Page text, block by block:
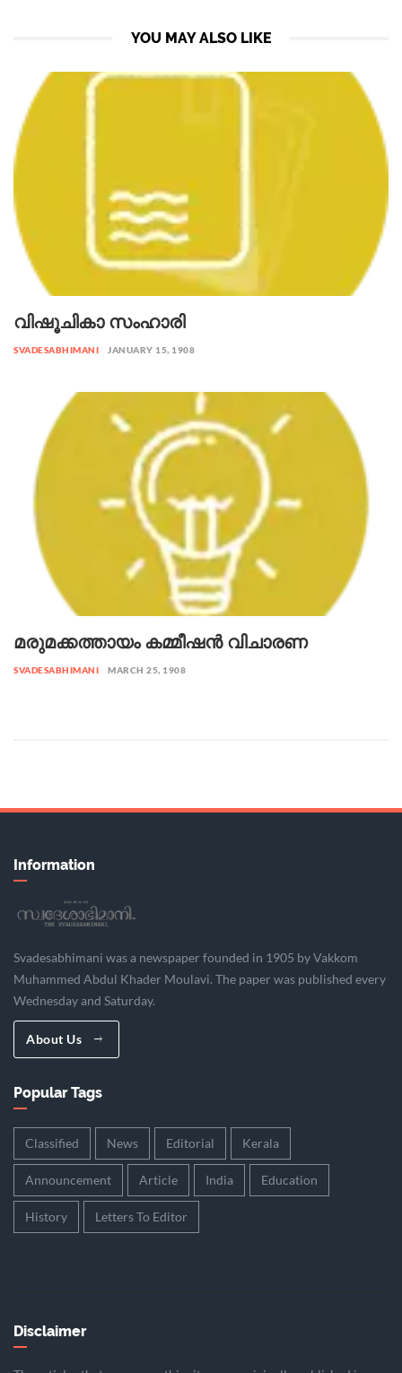
YOU MAY ALSO LIKE
വിഷൂചികാ സംഹാരി
SVADESABHIMANI JANUARY 15, 1908
മരുമക്കത്തായം കമ്മീഷൻ വിചാരണ
SVADESABHIMANI MARCH 25, 1908
Information
Svadesabhimani was a newspaper founded in 1905 by Vakkom
Muhammed Abdul Khader Moulavi. The paper was published every
Wednesday and Saturday.
About Us
Popular Tags
Classified News Editorial Kerala
Announcement Article India Education
History Letters To Editor
Disclaimer